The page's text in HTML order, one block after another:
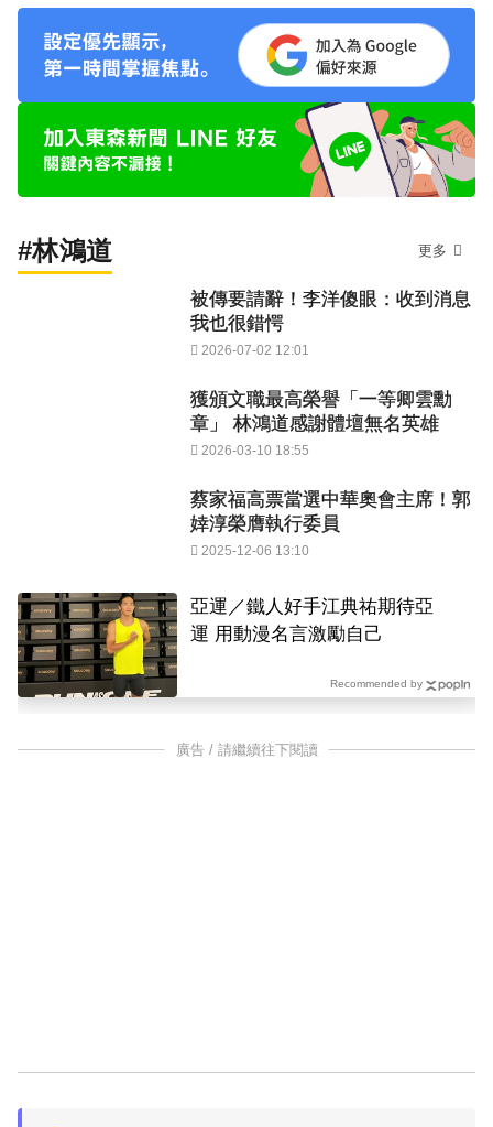
#林鴻道 更多
被傳要請辭！李洋傻眼：收到消息
我也很錯愕
2026-07-02 12:01
獲頒文職最高榮譽「一等卿雲勳
章」 林鴻道感謝體壇無名英雄
2026-03-10 18:55
蔡家福高票當選中華奧會主席！郭
婞淳榮膺執行委員
2025-12-06 13:10
亞運／鐵人好手江典祐期待亞
運 用動漫名言激勵自己
Recommended by
廣告 / 請繼續往下閱讀